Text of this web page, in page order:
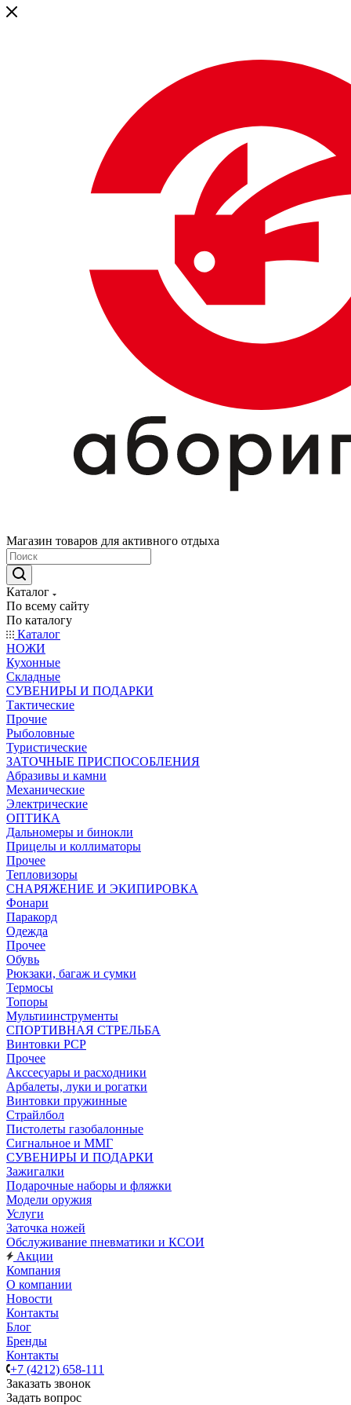
Магазин товаров для активного отдыха
Каталог
По всему сайту
По каталогу
Каталог
НОЖИ
Кухонные
Складные
СУВЕНИРЫ И ПОДАРКИ
Тактические
Прочие
Рыболовные
Туристические
ЗАТОЧНЫЕ ПРИСПОСОБЛЕНИЯ
Абразивы и камни
Механические
Электрические
ОПТИКА
Дальномеры и бинокли
Прицелы и коллиматоры
Прочее
Тепловизоры
СНАРЯЖЕНИЕ И ЭКИПИРОВКА
Фонари
Паракорд
Одежда
Прочее
Обувь
Рюкзаки, багаж и сумки
Термосы
Топоры
Мультиинструменты
СПОРТИВНАЯ СТРЕЛЬБА
Винтовки PCP
Прочее
Акссесуары и расходники
Арбалеты, луки и рогатки
Винтовки пружинные
Страйлбол
Пистолеты газобалонные
Сигнальное и ММГ
СУВЕНИРЫ И ПОДАРКИ
Зажигалки
Подарочные наборы и фляжки
Модели оружия
Услуги
Заточка ножей
Обслуживание пневматики и КСОИ
Акции
Компания
О компании
Новости
Контакты
Блог
Бренды
Контакты
+7 (4212) 658-111
Заказать звонок
Задать вопрос